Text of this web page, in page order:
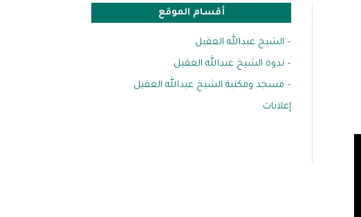
أقسام الموقع
– الشيخ عبدالله العقيل
– ندوة الشيخ عبدالله العقيل
– مسجد ومكتبة الشيخ عبدالله العقيل
إعلانات